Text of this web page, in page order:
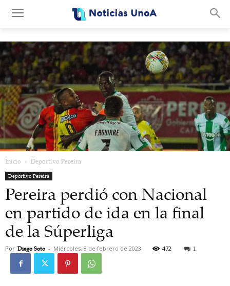
Inicio Deportivo Pereira
Deportivo Pereira
Pereira perdió con Nacional
en partido de ida en la final
de la Súperliga
Por Diego Soto - Miércoles, 8 de febrero de 2023 472 1